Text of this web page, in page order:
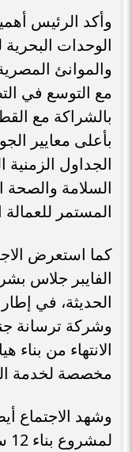
وأكد الرئيس
الوحدات
والموانئ
مع التوسع في
بالشراكة مع
بأعلى معايير
الجداول
السلامة والصحة
المستمر للعمالة
كما استعرض
الفايبر جلاس
الحديثة، في
وشركة ترسانة
الانتهاء من بناء
مخصصة لخدمة
وشهد الاجتماع